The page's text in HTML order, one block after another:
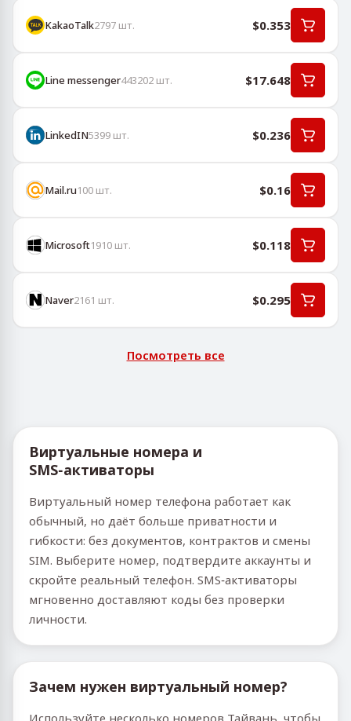
KakaoTalk2797 шт. $0.353
Line messenger443202 шт. $17.648
LinkedIN5399 шт. $0.236
Mail.ru100 шт. $0.16
Microsoft1910 шт. $0.118
Naver2161 шт. $0.295
Посмотреть все
Виртуальные номера и
SMS‑активаторы
Виртуальный номер телефона работает как
обычный, но даёт больше приватности и
гибкости: без документов, контрактов и смены
SIM. Выберите номер, подтвердите аккаунты и
скройте реальный телефон. SMS‑активаторы
мгновенно доставляют коды без проверки
личности.
Зачем нужен виртуальный номер?
Используйте несколько номеров Тайвань, чтобы